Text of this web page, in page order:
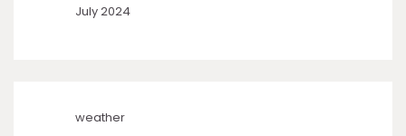
July 2024
weather